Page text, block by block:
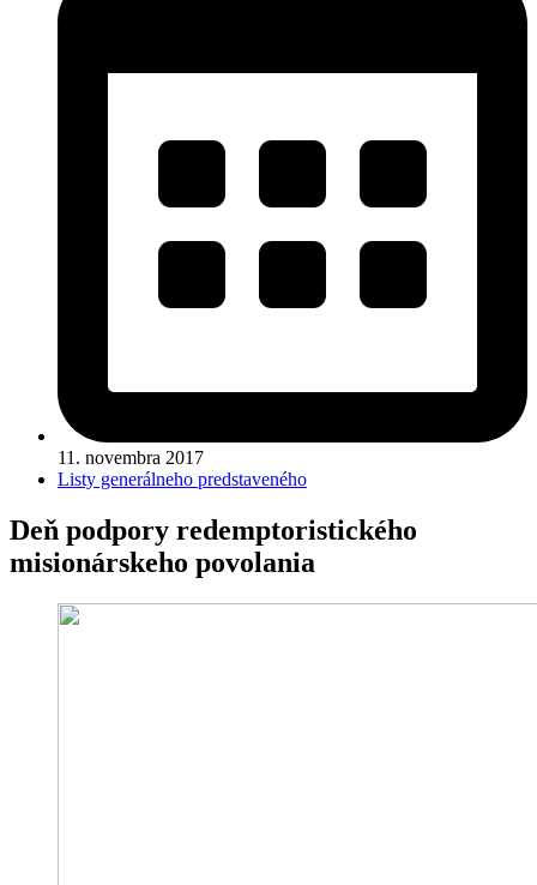
11. novembra 2017
Listy generálneho predstaveného
Deň podpory redemptoristického
misionárskeho povolania